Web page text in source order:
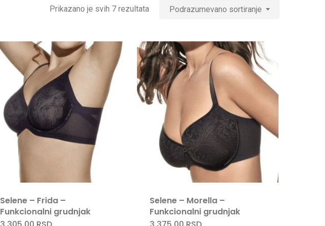
Prikazano je svih 7 rezultata Podrazumevano sortiranje
Selene – Frida –
Funkcionalni grudnjak
Selene – Morella –
Funkcionalni grudnjak